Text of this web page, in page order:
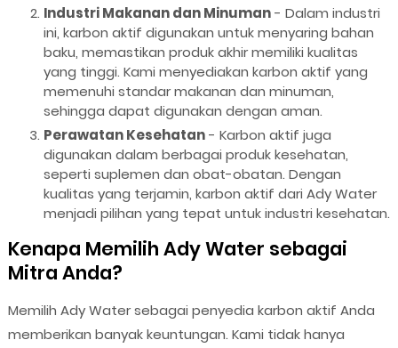
Industri Makanan dan Minuman- Dalam industri
ini, karbon aktif digunakan untuk menyaring bahan
baku, memastikan produk akhir memiliki kualitas
yang tinggi. Kami menyediakan karbon aktif yang
memenuhi standar makanan dan minuman,
sehingga dapat digunakan dengan aman.
Perawatan Kesehatan- Karbon aktif juga
digunakan dalam berbagai produk kesehatan,
seperti suplemen dan obat-obatan. Dengan
kualitas yang terjamin, karbon aktif dari Ady Water
menjadi pilihan yang tepat untuk industri kesehatan.
Kenapa Memilih Ady Water sebagai
Mitra Anda?
Memilih Ady Water sebagai penyedia karbon aktif Anda
memberikan banyak keuntungan. Kami tidak hanya